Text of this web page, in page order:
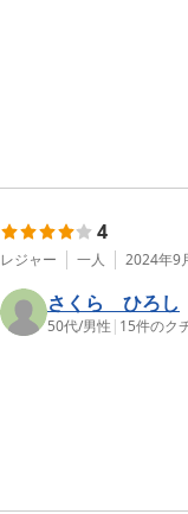
4
レジャー 一人 2024年9
さくら ひろし
50代/男性 | 15件のク